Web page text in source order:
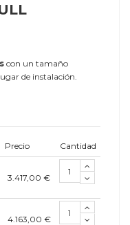
con un tamaño
de instalación.
Precio Cantidad
3.417,00 €
4.163,00 €